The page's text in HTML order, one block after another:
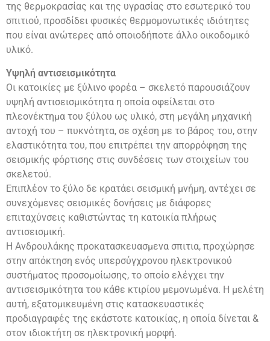
της θερμοκρασίας και της υγρασίας στο εσωτερικό του
σπιτιού, προσδίδει φυσικές θερμομονωτικές ιδιότητες
που είναι ανώτερες από οποιοδήποτε άλλο οικοδομικό
υλικό.
Υψηλή αντισεισμικότητα
Οι κατοικίες με ξύλινο φορέα – σκελετό παρουσιάζουν
υψηλή αντισεισμικότητα η οποία οφείλεται στο
πλεονέκτημα του ξύλου ως υλικό, στη μεγάλη μηχανική
αντοχή του – πυκνότητα, σε σχέση με το βάρος του, στην
ελαστικότητα του, που επιτρέπει την απορρόφηση της
σεισμικής φόρτισης στις συνδέσεις των στοιχείων του
σκελετού.
Επιπλέον το ξύλο δε κρατάει σεισμική μνήμη, αντέχει σε
συνεχόμενες σεισμικές δονήσεις με διάφορες
επιταχύνσεις καθιστώντας τη κατοικία πλήρως
αντισεισμική.
Η Ανδρουλάκης προκατασκευασμενα σπιτια, προχώρησε
στην απόκτηση ενός υπερσύγχρονου ηλεκτρονικού
συστήματος προσομοίωσης, το οποίο ελέγχει την
αντισεισμικότητα του κάθε κτιρίου μεμονωμένα. Η μελέτη
αυτή, εξατομικευμένη στις κατασκευαστικές
προδιαγραφές της εκάστοτε κατοικίας, η οποία δίνεται &
στον ιδιοκτήτη σε ηλεκτρονική μορφή.